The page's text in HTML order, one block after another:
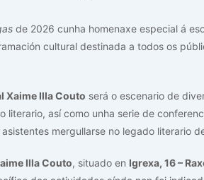
de 2026 cunha homenaxe especial á
cultural destinada a todos os
Xaime Illa Couto será o escenario de
así como unha serie de
mergullarse no legado literario
Illa Couto, situado en Igrexa, 16 –